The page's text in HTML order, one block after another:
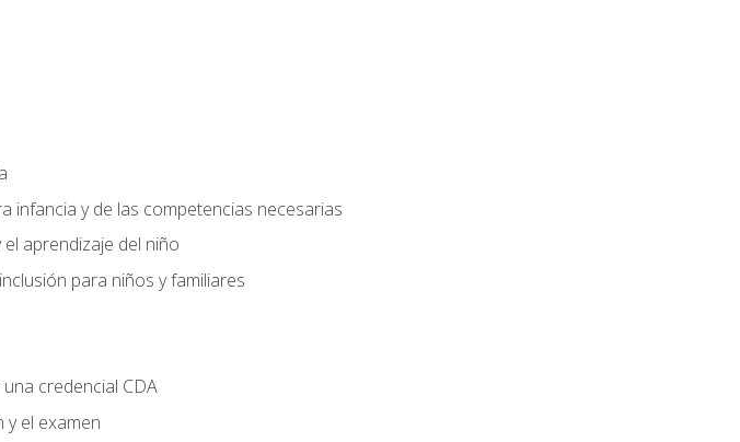
infancia y de las competencias necesarias
aprendizaje del niño
para niños y familiares
credencial CDA
y el examen